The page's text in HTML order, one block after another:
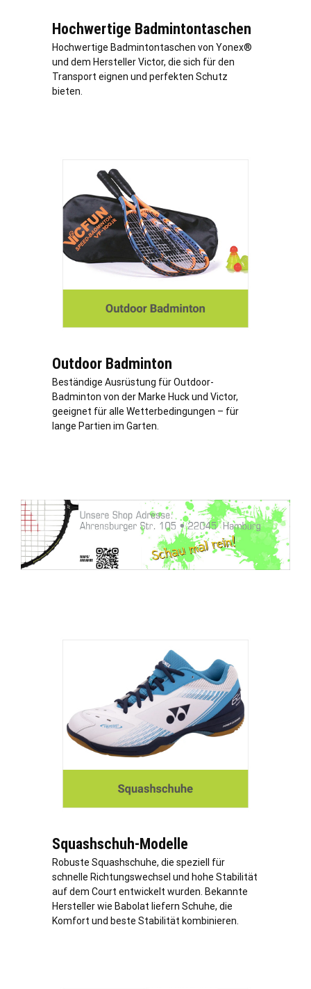
Hochwertige Badmintontaschen
Hochwertige Badmintontaschen von Yonex®
und dem Hersteller Victor, die sich für den
Transport eignen und perfekten Schutz
bieten.
Outdoor Badminton
Beständige Ausrüstung für Outdoor-
Badminton von der Marke Huck und Victor,
geeignet für alle Wetterbedingungen – für
lange Partien im Garten.
Squashschuh-Modelle
Robuste Squashschuhe, die speziell für
schnelle Richtungswechsel und hohe Stabilität
auf dem Court entwickelt wurden. Bekannte
Hersteller wie Babolat liefern Schuhe, die
Komfort und beste Stabilität kombinieren.